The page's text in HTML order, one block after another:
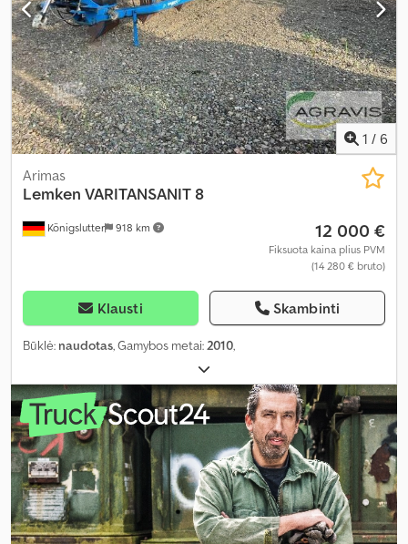
1 / 6
Königslutter 918 km
Arimas
Lemken VARITANSANIT 8
12 000 €
Fiksuota kaina plius PVM
(14 280 € bruto)
Klausti Skambinti
Būklė: naudotas, Gamybos metai:2010,